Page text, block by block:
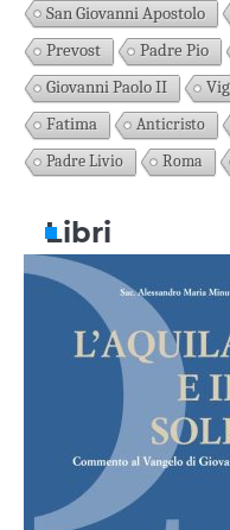
San Giovanni Apostolo
Prevost
Padre Pio
Giovanni Paolo II
Fatima
Anticristo
Padre Livio
Roma
Libri